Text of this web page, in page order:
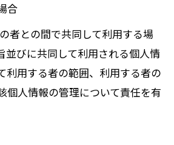
合
者との間で共同して利用する場
並びに共同して利用される個人情
利用する者の範囲、利用する者の
個人情報の管理について責任を有